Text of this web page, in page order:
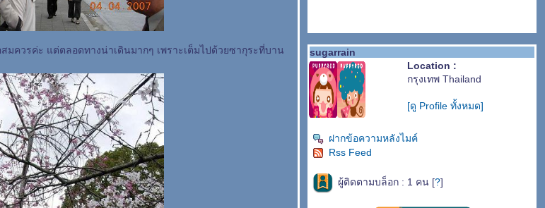
มควรค่ะ แต่ตลอดทางน่าเดินมากๆ เพราะเต็มไปด้วยซากุระที่บาน
sugarrain
Location :
กรุงเทพ Thailand
[ดู Profile ทั้งหมด]
ฝากข้อความหลังไมค์
Rss Feed
ผู้ติดตามบล็อก : 1 คน [?]